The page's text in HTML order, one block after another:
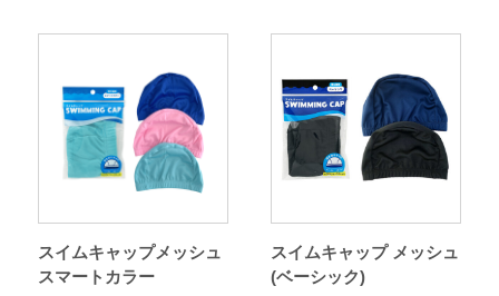
スイムキャップメッシュ
スマートカラー
スイムキャップ メッシュ
(ベーシック)